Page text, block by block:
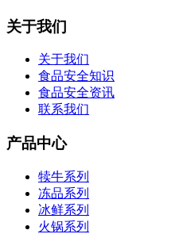
关于我们
关于我们
食品安全知识
食品安全资讯
联系我们
产品中心
犊牛系列
冻品系列
冰鲜系列
火锅系列